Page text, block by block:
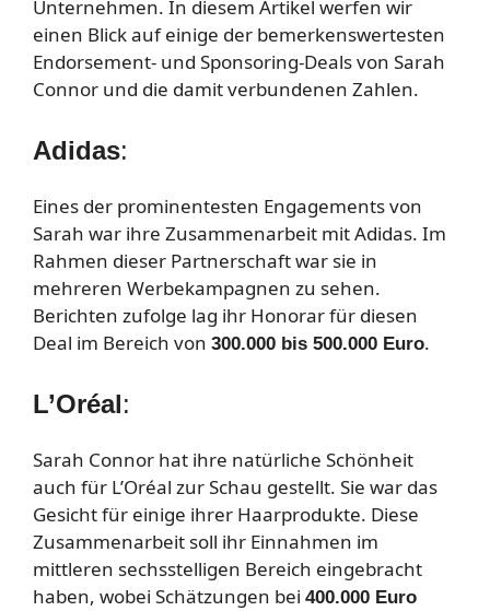
Unternehmen. In diesem Artikel werfen wir
einen Blick auf einige der bemerkenswertesten
Endorsement- und Sponsoring-Deals von Sarah
Connor und die damit verbundenen Zahlen.
Adidas:
Eines der prominentesten Engagements von
Sarah war ihre Zusammenarbeit mit Adidas. Im
Rahmen dieser Partnerschaft war sie in
mehreren Werbekampagnen zu sehen.
Berichten zufolge lag ihr Honorar für diesen
Deal im Bereich von 300.000 bis 500.000 Euro.
L’Oréal:
Sarah Connor hat ihre natürliche Schönheit
auch für L’Oréal zur Schau gestellt. Sie war das
Gesicht für einige ihrer Haarprodukte. Diese
Zusammenarbeit soll ihr Einnahmen im
mittleren sechsstelligen Bereich eingebracht
haben, wobei Schätzungen bei 400.000 Euro